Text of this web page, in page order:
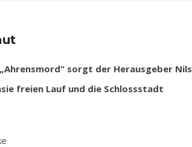
sorgt der Herausgeber Nils
freien Lauf und die Schlossstadt